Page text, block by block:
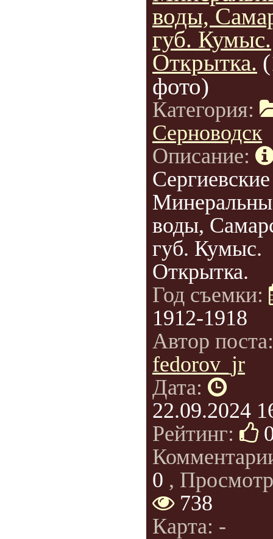
воды,
губ. Кумыс.
Открытка.
фото)
Категория:
Серноводск
Описание:
Сергиевские
воды,
губ. Кумыс.
Открытка.
Год съемки:
1912-1918
Автор
fedorov_jr
Дата:
22.09.2024
Рейтинг:
0 ,
738
Карта: -